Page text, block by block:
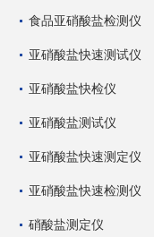
食品亚硝酸盐检测仪
亚硝酸盐快速测试仪
亚硝酸盐快检仪
亚硝酸盐测试仪
亚硝酸盐快速测定仪
亚硝酸盐快速检测仪
硝酸盐测定仪